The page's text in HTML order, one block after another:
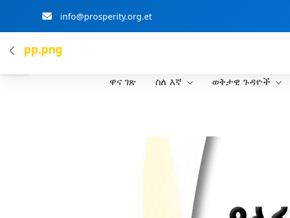
info@prosperity.org.et
ዋና ገጽ ስለ እኛ ወቅታዊ ጉዳዮች
pp.png